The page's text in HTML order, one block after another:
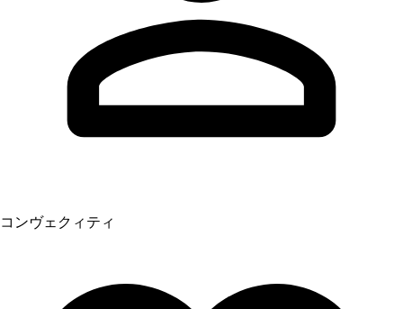
コンヴェクィティ